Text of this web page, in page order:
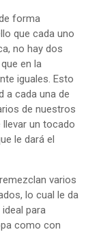
forma
que cada uno
no hay dos
en la
iguales. Esto
a cada una de
de nuestros
un tocado
le dará el
varios
lo cual le da
para
como con